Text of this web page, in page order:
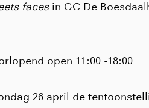
facesin GC De
open 11:00 -18:00
26 april de